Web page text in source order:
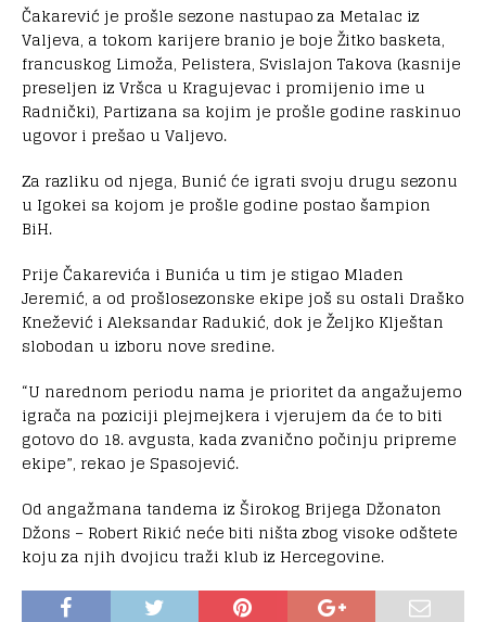
Čakarević je prošle sezone nastupao za Metalac iz
Valjeva, a tokom karijere branio je boje Žitko basketa,
francuskog Limoža, Pelistera, Svislajon Takova (kasnije
preseljen iz Vršca u Kragujevac i promijenio ime u
Radnički), Partizana sa kojim je prošle godine raskinuo
ugovor i prešao u Valjevo.
Za razliku od njega, Bunić će igrati svoju drugu sezonu
u Igokei sa kojom je prošle godine postao šampion
BiH.
Prije Čakarevića i Bunića u tim je stigao Mladen
Jeremić, a od prošlosezonske ekipe još su ostali Draško
Knežević i Aleksandar Radukić, dok je Željko Klještan
slobodan u izboru nove sredine.
“U narednom periodu nama je prioritet da angažujemo
igrača na poziciji plejmejkera i vjerujem da će to biti
gotovo do 18. avgusta, kada zvanično počinju pripreme
ekipe”, rekao je Spasojević.
Od angažmana tandema iz Širokog Brijega Džonaton
Džons – Robert Rikić neće biti ništa zbog visoke odštete
koju za njih dvojicu traži klub iz Hercegovine.